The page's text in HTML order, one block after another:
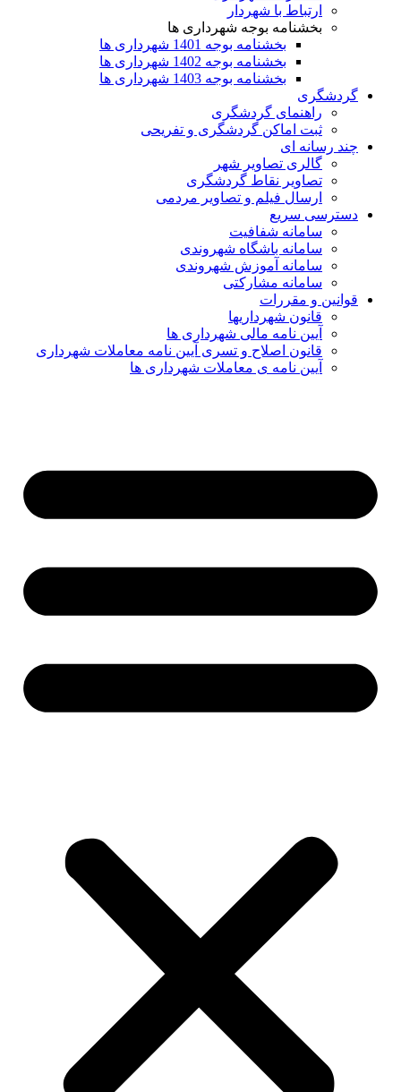
ارتباط با شهردار
بخشنامه بوجه شهرداری ها
بخشنامه بوجه 1401 شهرداری ها
بخشنامه بوجه 1402 شهرداری ها
بخشنامه بوجه 1403 شهرداری ها
گردشگری
راهنمای گردشگری
ثبت اماکن گردشگری و تفریحی
چند رسانه ای
گالری تصاویر شهر
تصاویر نقاط گردشگری
ارسال فیلم و تصاویر مردمی
دسترسی سریع
سامانه شفافیت
سامانه باشگاه شهروندی
سامانه آموزش شهروندی
سامانه مشارکتی
قوانین و مقررات
قانون شهرداریها
آیین نامه مالی شهرداری ها
قانون اصلاح و تسری آیین نامه معاملات شهرداری
آیین نامه ی معاملات شهرداری ها